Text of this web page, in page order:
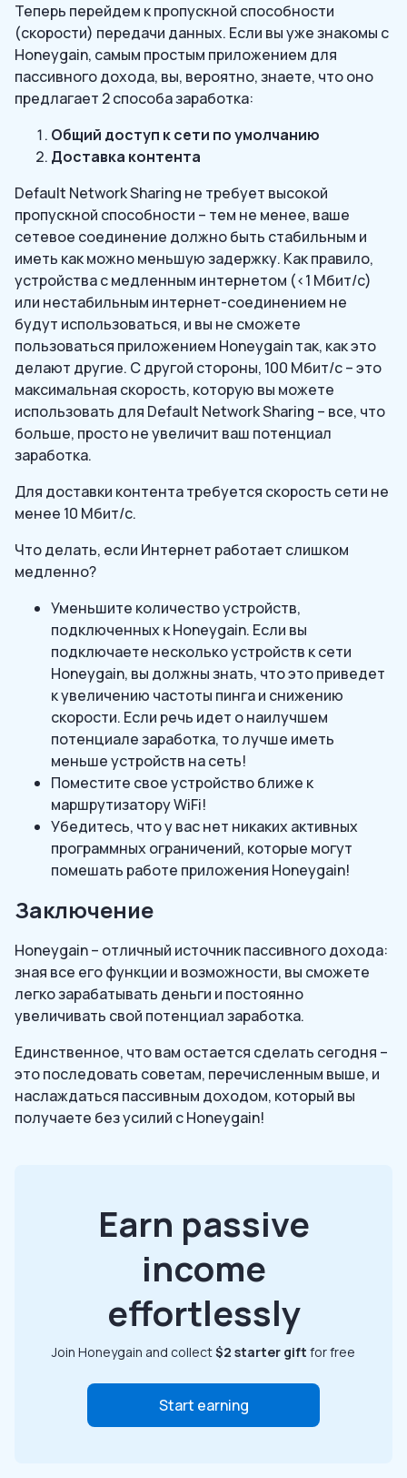
Теперь перейдем к пропускной способности
(скорости) передачи данных. Если вы уже знакомы с
Honeygain, самым простым приложением для
пассивного дохода, вы, вероятно, знаете, что оно
предлагает 2 способа заработка:
Общий доступ к сети по умолчанию
Доставка контента
Default Network Sharing не требует высокой
пропускной способности – тем не менее, ваше
сетевое соединение должно быть стабильным и
иметь как можно меньшую задержку. Как правило,
устройства с медленным интернетом (<1 Мбит/с)
или нестабильным интернет-соединением не
будут использоваться, и вы не сможете
пользоваться приложением Honeygain так, как это
делают другие. С другой стороны, 100 Мбит/с – это
максимальная скорость, которую вы можете
использовать для Default Network Sharing – все, что
больше, просто не увеличит ваш потенциал
заработка.
Для доставки контента требуется скорость сети не
менее 10 Мбит/с.
Что делать, если Интернет работает слишком
медленно?
Уменьшите количество устройств,
подключенных к Honeygain. Если вы
подключаете несколько устройств к сети
Honeygain, вы должны знать, что это приведет
к увеличению частоты пинга и снижению
скорости. Если речь идет о наилучшем
потенциале заработка, то лучше иметь
меньше устройств на сеть!
Поместите свое устройство ближе к
маршрутизатору WiFi!
Убедитесь, что у вас нет никаких активных
программных ограничений, которые могут
помешать работе приложения Honeygain!
Заключение
Honeygain – отличный источник пассивного дохода:
зная все его функции и возможности, вы сможете
легко зарабатывать деньги и постоянно
увеличивать свой потенциал заработка.
Единственное, что вам остается сделать сегодня –
это последовать советам, перечисленным выше, и
наслаждаться пассивным доходом, который вы
получаете без усилий с Honeygain!
Earn passive
income
effortlessly
Join Honeygain and collect$2 starter gift for free
Start earning